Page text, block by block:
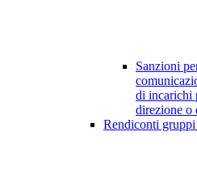
Sanzioni
di incarichi
direzione o
Rendiconti